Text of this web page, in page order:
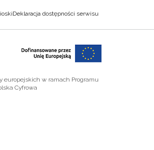
Deklaracja dostępności serwisu
europejskich w ramach Programu
Cyfrowa